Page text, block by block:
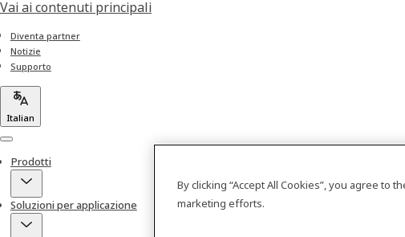
Vai ai contenuti principali
Diventa partner
Notizie
Supporto
Italian
Menu
Prodotti
Soluzioni per applicazione
By clicking “Accept All Cookies”, you agree
marketing efforts.